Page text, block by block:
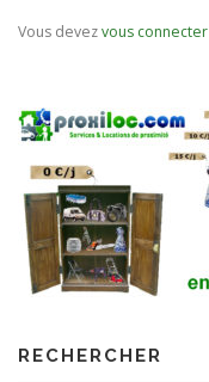
Vous devezvous connecter
RECHERCHER